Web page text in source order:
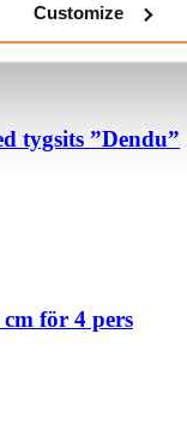
Customize
tygsits ”Dendu”
för 4 pers